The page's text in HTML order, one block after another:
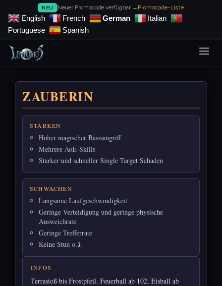
NEU Neuer Promocode verfügbar → Promocode-Liste
English French German
Italian
Portuguese
Spanish
ZAUBERIN
STÄRKEN
Hoher magischer Basisangriff
Mehrere AoE-Skills
Starker und schneller Single Target Schaden
SCHWÄCHEN
Langsame Laufgeschwindigkeit
Geringe Verteidigung und geringe physische
Ausweichrate
Geringe Trefferrate
Keine Stun o.ä.
INFOS
Terrastoß bis Frostpfeil. Feuerball ab 102, Eisball ab